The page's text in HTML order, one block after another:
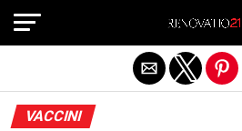
VACCINI
Exit mobile